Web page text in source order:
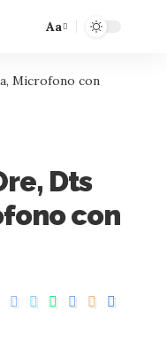
Aa
Microfono con
Dts
con